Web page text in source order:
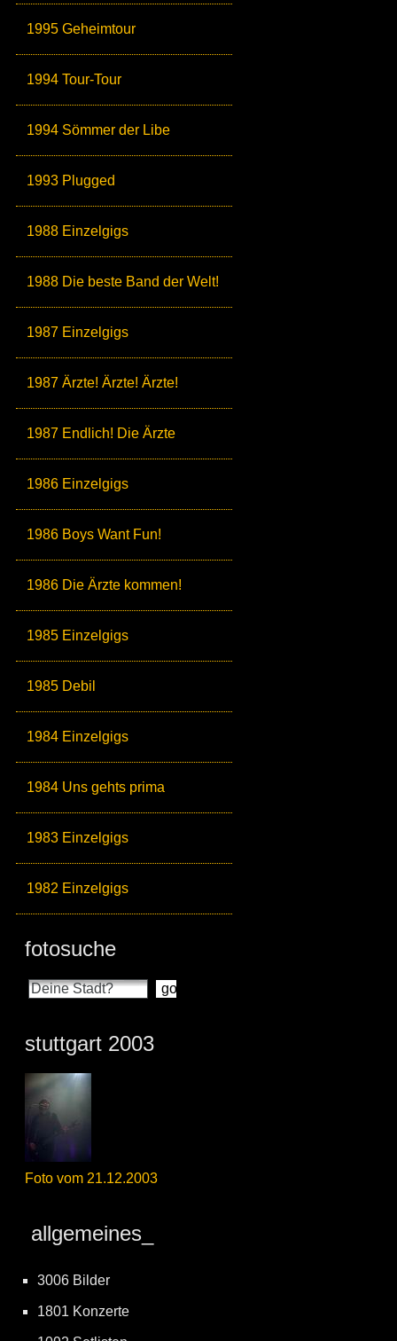
1995 Geheimtour
1994 Tour-Tour
1994 Sömmer der Libe
1993 Plugged
1988 Einzelgigs
1988 Die beste Band der Welt!
1987 Einzelgigs
1987 Ärzte! Ärzte! Ärzte!
1987 Endlich! Die Ärzte
1986 Einzelgigs
1986 Boys Want Fun!
1986 Die Ärzte kommen!
1985 Einzelgigs
1985 Debil
1984 Einzelgigs
1984 Uns gehts prima
1983 Einzelgigs
1982 Einzelgigs
fotosuche
stuttgart 2003
Foto vom 21.12.2003
allgemeines_
3006 Bilder
1801 Konzerte